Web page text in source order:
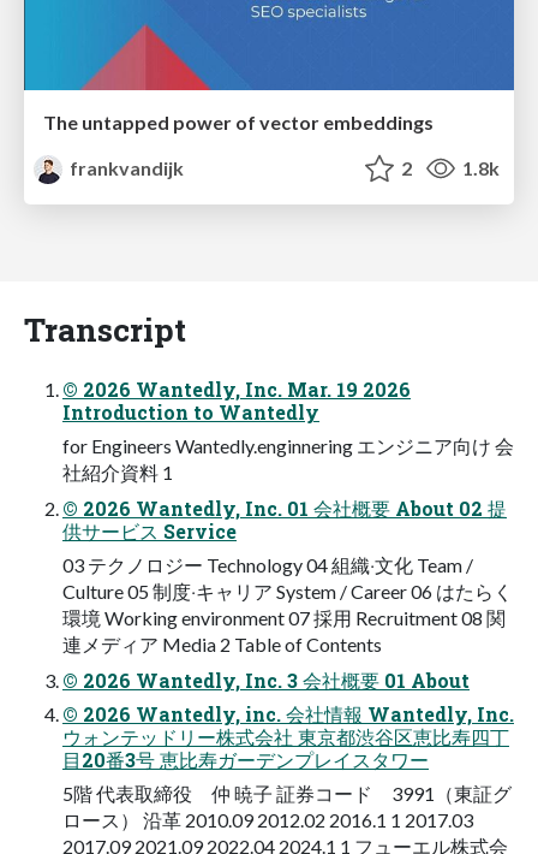
The untapped power of vector embeddings
frankvandijk
2 1.8k
Transcript
© 2026 Wantedly, Inc. Mar. 19 2026
Introduction to Wantedly
for Engineers Wantedly.enginnering エンジニア向け 会
社紹介資料 1
© 2026 Wantedly, Inc. 01 会社概要 About 02 提
供サービス Service
03 テクノロジー Technology 04 組織‧⽂化 Team /
Culture 05 制度‧キャリア System / Career 06 はたらく
環境 Working environment 07 採⽤ Recruitment 08 関
連メディア Media 2 Table of Contents
© 2026 Wantedly, Inc. 3 会社概要 01 About
© 2026 Wantedly, inc. 会社情報 Wantedly, Inc.
ウォンテッドリー株式会社 東京都渋⾕区恵⽐寿四丁
⽬20番3号 恵⽐寿ガーデンプレイスタワー
5階 代表取締役 仲 暁⼦ 証券コード 3991（東証グ
ロース） 沿⾰ 2010.09 2012.02 2016.1 1 2017.03
2017.09 2021.09 2022.04 2024.1 1 フューエル株式会